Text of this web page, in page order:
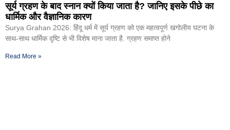
सूर्य ग्रहण के बाद स्नान क्यों किया जाता है? जानिए इसके पीछे का
धार्मिक और वैज्ञानिक कारण
Surya Grahan 2026: हिंदू धर्म में सूर्य ग्रहण को एक महत्वपूर्ण खगोलीय घटना के
साथ-साथ धार्मिक दृष्टि से भी विशेष माना जाता है. ग्रहण समाप्त होने
Read More »